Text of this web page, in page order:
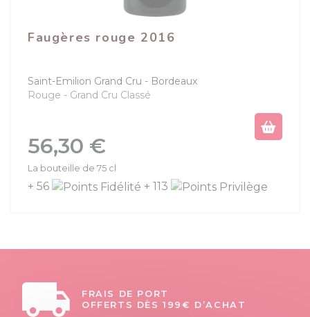
Faugères rouge 2016
Saint-Emilion Grand Cru
Bordeaux
Rouge
Grand Cru Classé
Prix
56,30 €
La bouteille de 75 cl
+ 56 + 113
FRAIS DE PORT
OFFERTS DÈS 199€ D’ACHAT